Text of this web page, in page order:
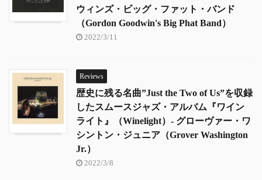
ウィンズ・ビッグ・ファット・バンド
（Gordon Goodwin's Big Phat Band）
2022/3/11
Reviews
歴史に残る名曲”Just the Two of Us”を収録
したスムースジャズ・アルバム『ワイン
ライト』（Winelight）- グローヴァー・ワ
シントン・ジュニア（Grover Washington
Jr.）
2022/3/8